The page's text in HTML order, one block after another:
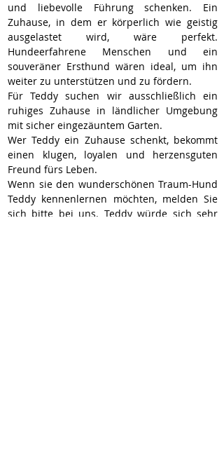
und liebevolle Führung schenken. Ein
Zuhause, in dem er körperlich wie geistig
ausgelastet wird, wäre perfekt.
Hundeerfahrene Menschen und ein
souveräner Ersthund wären ideal, um ihn
weiter zu unterstützen und zu fördern.
Für Teddy suchen wir ausschließlich ein
ruhiges Zuhause in ländlicher Umgebung
mit sicher eingezäuntem Garten.
Wer Teddy ein Zuhause schenkt, bekommt
einen klugen, loyalen und herzensguten
Freund fürs Leben.
Wenn sie den wunderschönen Traum-Hund
Teddy kennenlernen möchten, melden Sie
sich bitte bei uns. Teddy würde sich sehr